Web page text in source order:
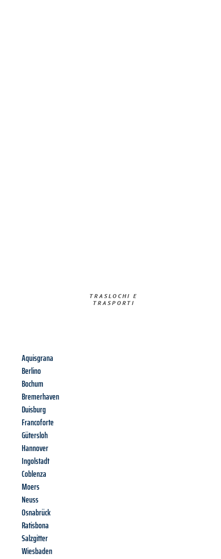
TRASLOCHI E
TRASPORTI​
Aquisgrana
Berlino
Bochum
Bremerhaven
Duisburg
Francoforte
Gütersloh
Hannover
Ingolstadt
Coblenza
Moers
Neuss
Osnabrück
Ratisbona
Salzgitter
Wiesbaden